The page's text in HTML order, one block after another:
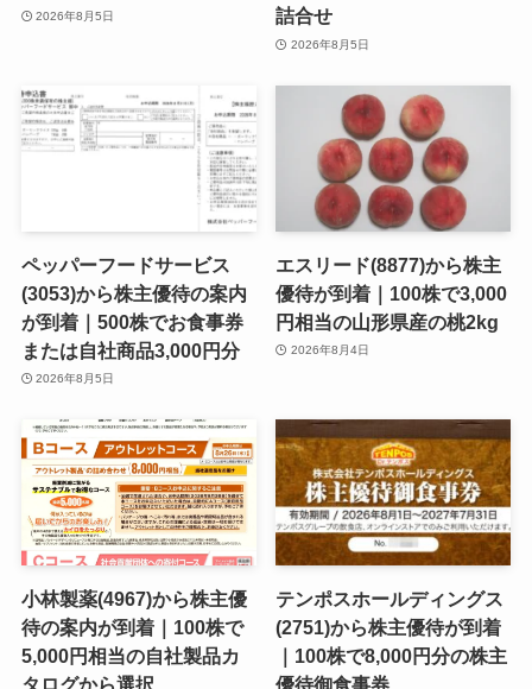
2026年8月5日
詰合せ
2026年8月5日
ペッパーフードサービス
(3053)から株主優待の案内
が到着｜500株でお食事券
または自社商品3,000円分
2026年8月5日
エスリード(8877)から株主
優待が到着｜100株で3,000
円相当の山形県産の桃2kg
2026年8月4日
小林製薬(4967)から株主優
待の案内が到着｜100株で
5,000円相当の自社製品カ
タログから選択
テンポスホールディングス
(2751)から株主優待が到着
｜100株で8,000円分の株主
優待御食事券